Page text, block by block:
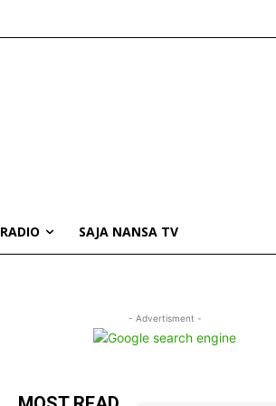
RADIO SAJA NANSA TV
- Advertisment -